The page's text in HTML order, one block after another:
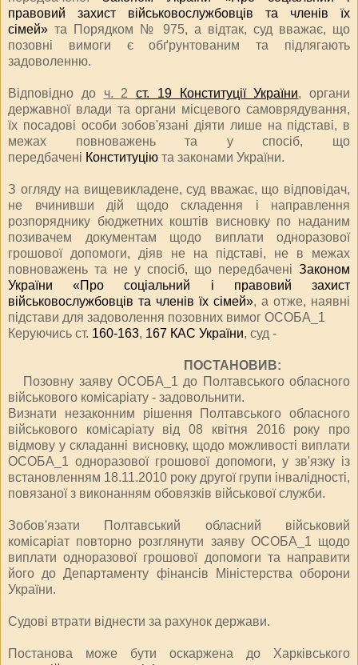
правовий захист військовослужбовців та членів їх
сімей» та Порядком № 975, а відтак, суд вважає, що
позовні вимоги є обґрунтованим та підлягають
задоволенню.
Відповідно до ч. 2 ст. 19 Конституції України, органи
державної влади та органи місцевого самоврядування,
їх посадові особи зобов'язані діяти лише на підставі, в
межах повноважень та у спосіб, що
передбачені Конституцію та законами України.
З огляду на вищевикладене, суд вважає, що відповідач,
не вчинивши дій щодо складення і направлення
розпоряднику бюджетних коштів висновку по наданим
позивачем документам щодо виплати одноразової
грошової допомоги, діяв не на підставі, не в межах
повноважень та не у спосіб, що передбачені Законом
України «Про соціальний і правовий захист
військовослужбовців та членів їх сімей», а отже, наявні
підстави для задоволення позовних вимог ОСОБА_1
Керуючись ст. 160-163, 167 КАС України, суд -
ПОСТАНОВИВ:
Позовну заяву ОСОБА_1 до Полтавського обласного
військового комісаріату - задовольнити.
Визнати незаконним рішення Полтавського обласного
військового комісаріату від 08 квітня 2016 року про
відмову у складанні висновку, щодо можливості виплати
ОСОБА_1 одноразової грошової допомоги, у зв'язку із
встановленням 18.11.2010 року другої групи інвалідності,
повязаної з виконанням обовязків військової служби.
Зобов'язати Полтавський обласний військовий
комісаріат повторно розглянути заяву ОСОБА_1 щодо
виплати одноразової грошової допомоги та направити
його до Департаменту фінансів Міністерства оборони
України.
Судові втрати віднести за рахунок держави.
Постанова може бути оскаржена до Харківського